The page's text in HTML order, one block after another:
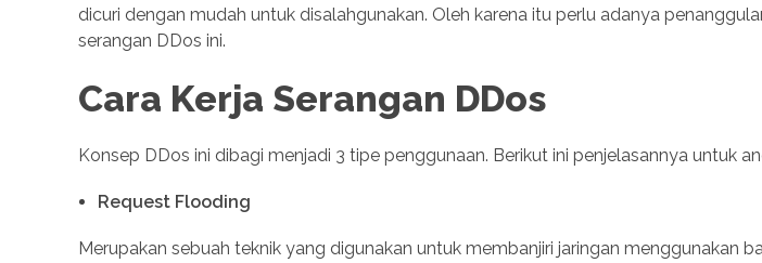
dicuri dengan mudah untuk disalahgunakan. Oleh karena itu perlu adanya
serangan DDos ini.
Cara Kerja Serangan DDos
Konsep DDos ini dibagi menjadi 3 tipe penggunaan. Berikut ini penjelasannya untuk
Request Flooding
Merupakan sebuah teknik yang digunakan untuk membanjiri jaringan menggunakan